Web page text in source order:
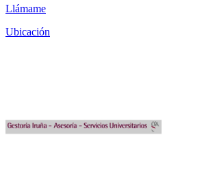
Llámame
Ubicación